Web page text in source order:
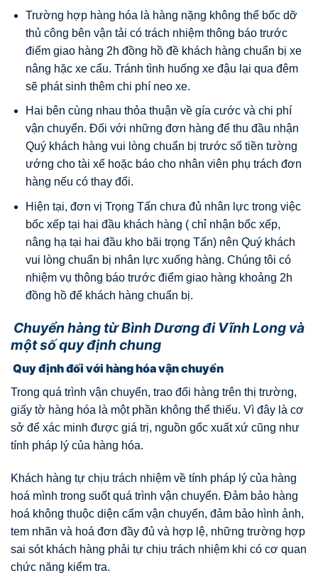
Trường hợp hàng hóa là hàng nặng không thể bốc dỡ
thủ công bên vận tải có trách nhiệm thông báo trước
điểm giao hàng 2h đồng hồ đề khách hàng chuẩn bị xe
nâng hặc xe cẩu. Tránh tình huống xe đậu lại qua đêm
sẽ phát sinh thêm chi phí neo xe.
Hai bên cùng nhau thỏa thuận về gía cước và chi phí
vận chuyển. Đối với những đơn hàng để thu đầu nhận
Quý khách hàng vui lòng chuẩn bị trước số tiền tường
ướng cho tài xế hoặc báo cho nhân viên phụ trách đơn
hàng nếu có thay đổi.
Hiện tại, đơn vị Trọng Tấn chưa đủ nhân lực trong việc
bốc xếp tại hai đầu khách hàng ( chỉ nhận bốc xếp,
nâng hạ tại hai đầu kho bãi trọng Tấn) nên Quý khách
vui lòng chuẩn bị nhân lực xuống hàng. Chúng tôi có
nhiệm vụ thông báo trước điểm giao hàng khoảng 2h
đồng hồ để khách hàng chuẩn bị.
Chuyển hàng từ Bình Dương đi Vĩnh Long và
một số quy định chung
Quy định đối với hàng hóa vận chuyển
Trong quá trình vận chuyển, trao đổi hàng trên thị trường,
giấy tờ hàng hóa là một phần không thể thiếu. Vì đây là cơ
sở để xác minh được giá trị, nguồn gốc xuất xứ cũng như
tính pháp lý của hàng hóa.
Khách hàng tự chịu trách nhiệm về tính pháp lý của hàng
hoá mình trong suốt quá trình vận chuyển. Đảm bảo hàng
hoá không thuộc diện cấm vận chuyển, đảm bảo hình ảnh,
tem nhãn và hoá đơn đầy đủ và hợp lệ, những trường hợp
sai sót khách hàng phải tự chịu trách nhiệm khi có cơ quan
chức năng kiểm tra.